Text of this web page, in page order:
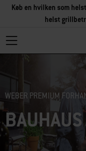
Køb en hvilken som
helst
WEBER PREMIUM